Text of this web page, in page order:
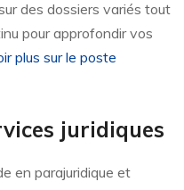
des dossiers variés tout
pour approfondir vos
plus sur le poste
juridiques
en parajuridique et